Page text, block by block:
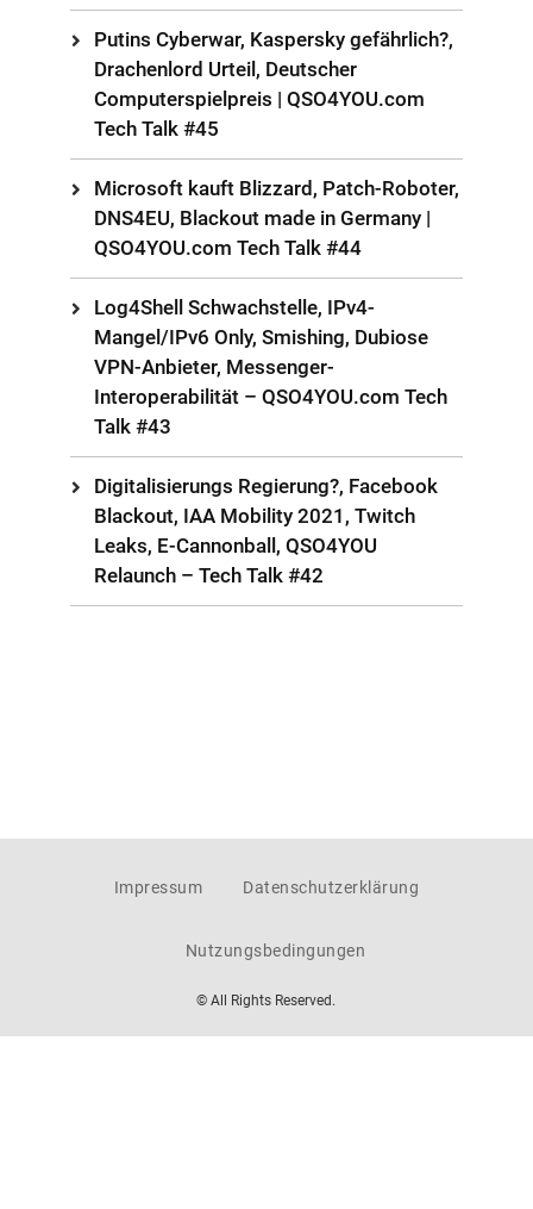
Putins Cyberwar, Kaspersky gefährlich?,
Drachenlord Urteil, Deutscher
Computerspielpreis | QSO4YOU.com
Tech Talk #45
Microsoft kauft Blizzard, Patch-Roboter,
DNS4EU, Blackout made in Germany |
QSO4YOU.com Tech Talk #44
Log4Shell Schwachstelle, IPv4-
Mangel/IPv6 Only, Smishing, Dubiose
VPN-Anbieter, Messenger-
Interoperabilität – QSO4YOU.com Tech
Talk #43
Digitalisierungs Regierung?, Facebook
Blackout, IAA Mobility 2021, Twitch
Leaks, E-Cannonball, QSO4YOU
Relaunch – Tech Talk #42
Impressum Datenschutzerklärung
Nutzungsbedingungen
© All Rights Reserved.